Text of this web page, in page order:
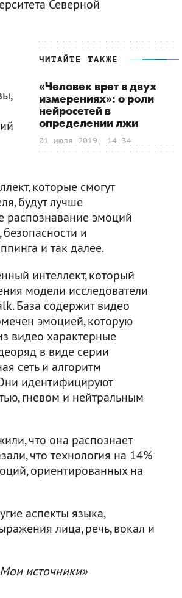
Северной
ЧИТАЙТЕ ТАКЖЕ
«Человек врет в двух
измерениях»: о роли
нейросетей в
определении лжи
01 июля 2019, 14:34
которые смогут
будут лучше
распознавание эмоций
и
и так далее.
интеллект, который
модели исследователи
База содержит видео
эмоцией, которую
видео характерные
в виде серии
сеть и алгоритм
идентифицируют
гневом и нейтральным
что она распознает
что технология на 14%
ориентированных на
аспекты языка,
лица, речь, вокал и
источники»